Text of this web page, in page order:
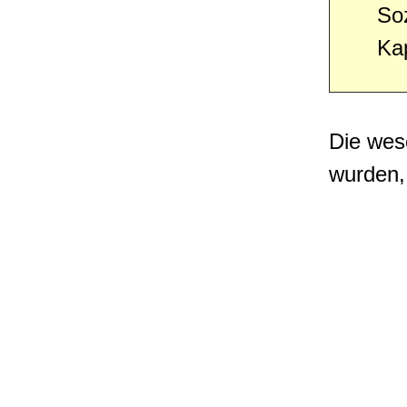
Die